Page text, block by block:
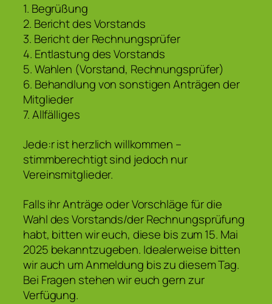
1. Begrüßung
2. Bericht des Vorstands
3. Bericht der Rechnungsprüfer
4. Entlastung des Vorstands
5. Wahlen (Vorstand, Rechnungsprüfer)
6. Behandlung von sonstigen Anträgen der
Mitglieder
7. Allfälliges
Jede:r ist herzlich willkommen –
stimmberechtigt sind jedoch nur
Vereinsmitglieder.
Falls ihr Anträge oder Vorschläge für die
Wahl des Vorstands/der Rechnungsprüfung
habt, bitten wir euch, diese bis zum 15. Mai
2025 bekanntzugeben. Idealerweise bitten
wir auch um Anmeldung bis zu diesem Tag.
Bei Fragen stehen wir euch gern zur
Verfügung.